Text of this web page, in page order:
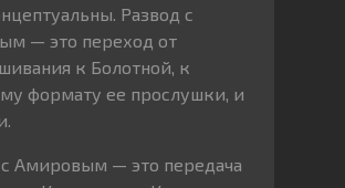
Развод с
— это переход от
к Болотной, к
формату ее прослушки, и
с Амировым — это передача